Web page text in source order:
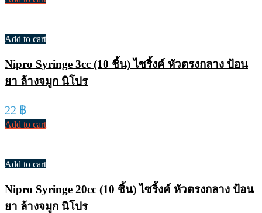
Add to cart
Nipro Syringe 3cc (10 ชิ้น) ไซริ้งค์ หัวตรงกลาง ป้อน
ยา ล้างจมูก นิโปร
22 ฿
Add to cart
Add to cart
Nipro Syringe 20cc (10 ชิ้น) ไซริ้งค์ หัวตรงกลาง ป้อน
ยา ล้างจมูก นิโปร